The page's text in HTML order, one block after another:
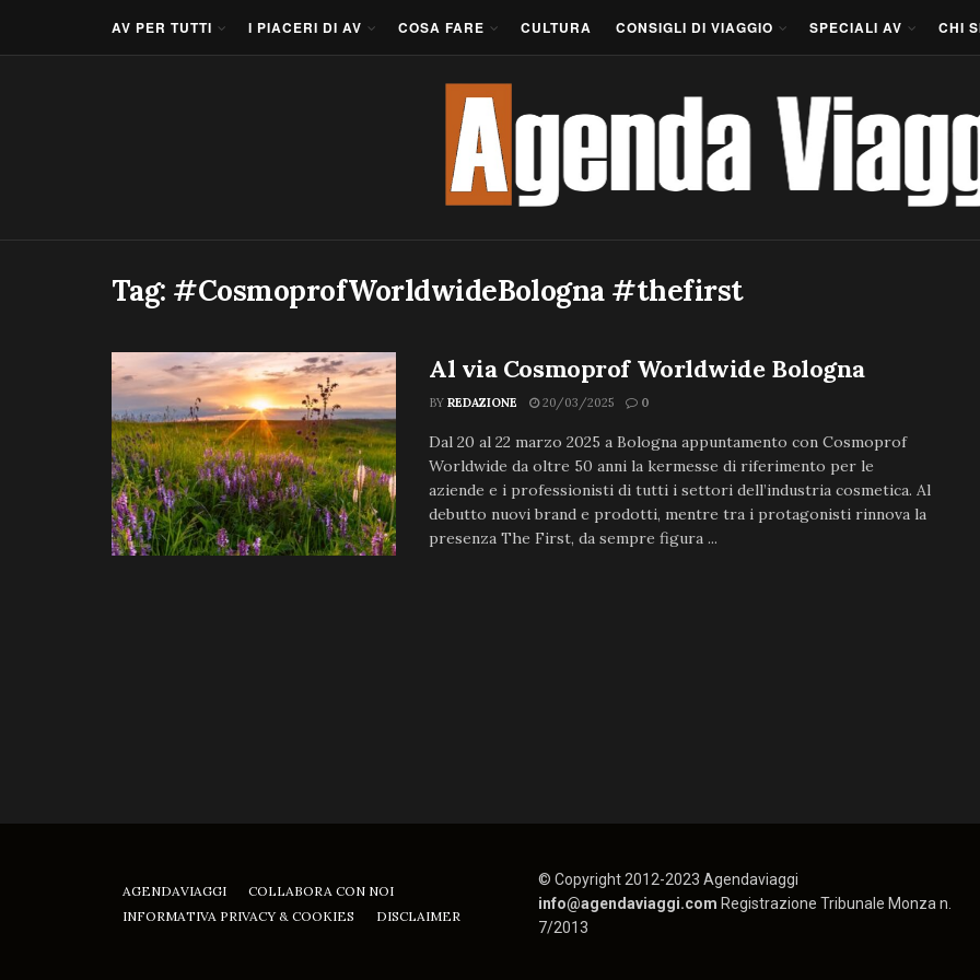
AV PER TUTTI I PIACERI DI AV COSA FARE CULTURA CONSIGLI DI VIAGGIO SPECIALI AV CHI
Tag: #CosmoprofWorldwideBologna #thefirst
Al via Cosmoprof Worldwide Bologna
BY REDAZIONE 20/03/2025 0
Dal 20 al 22 marzo 2025 a Bologna appuntamento con Cosmoprof
Worldwide da oltre 50 anni la kermesse di riferimento per le
aziende e i professionisti di tutti i settori dell’industria cosmetica. Al
debutto nuovi brand e prodotti, mentre tra i protagonisti rinnova la
presenza The First, da sempre figura ...
AGENDAVIAGGI
COLLABORA CON NOI
INFORMATIVA PRIVACY & COOKIES
DISCLAIMER
© Copyright 2012-2023 Agendaviaggi
info@agendaviaggi.com Registrazione Tribunale Monza n.
7/2013